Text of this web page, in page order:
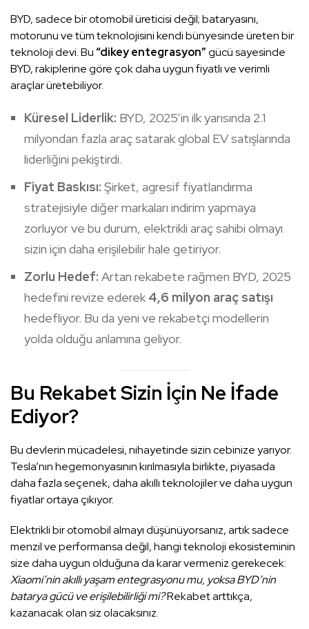
BYD, sadece bir otomobil üreticisi değil; bataryasını,
motorunu ve tüm teknolojisini kendi bünyesinde üreten bir
teknoloji devi. Bu“dikey entegrasyon”gücü sayesinde
BYD, rakiplerine göre çok daha uygun fiyatlı ve verimli
araçlar üretebiliyor.
Küresel Liderlik: BYD, 2025’in ilk yarısında 2.1
milyondan fazla araç satarak global EV satışlarında
liderliğini pekiştirdi.
Fiyat Baskısı: Şirket, agresif fiyatlandırma
stratejisiyle diğer markaları indirim yapmaya
zorluyor ve bu durum, elektrikli araç sahibi olmayı
sizin için daha erişilebilir hale getiriyor.
Zorlu Hedef: Artan rekabete rağmen BYD, 2025
hedefini revize ederek4,6 milyon araç satışı
hedefliyor. Bu da yeni ve rekabetçi modellerin
yolda olduğu anlamına geliyor.
Bu Rekabet Sizin İçin Ne İfade
Ediyor?
Bu devlerin mücadelesi, nihayetinde sizin cebinize yarıyor.
Tesla’nın hegemonyasının kırılmasıyla birlikte, piyasada
daha fazla seçenek, daha akıllı teknolojiler ve daha uygun
fiyatlar ortaya çıkıyor.
Elektrikli bir otomobil almayı düşünüyorsanız, artık sadece
menzil ve performansa değil, hangi teknoloji ekosisteminin
size daha uygun olduğuna da karar vermeniz gerekecek:
Xiaomi’nin akıllı yaşam entegrasyonu mu, yoksa BYD’nin
batarya gücü ve erişilebilirliği mi?Rekabet arttıkça,
kazanacak olan siz olacaksınız.